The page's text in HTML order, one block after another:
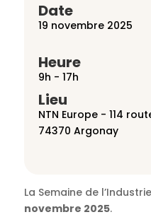
Date
19 novembre 2025
Heure
9h - 17h
Lieu
NTN Europe - 114
74370 Argonay
La Semaine de
novembre 2025.